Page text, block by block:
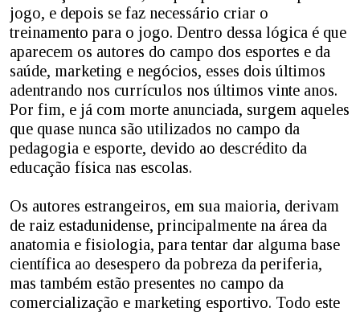
jogo, e depois se faz necessário criar o
treinamento para o jogo. Dentro dessa lógica é que
aparecem os autores do campo dos esportes e da
saúde, marketing e negócios, esses dois últimos
adentrando nos currículos nos últimos vinte anos.
Por fim, e já com morte anunciada, surgem aqueles
que quase nunca são utilizados no campo da
pedagogia e esporte, devido ao descrédito da
educação física nas escolas.
Os autores estrangeiros, em sua maioria, derivam
de raiz estadunidense, principalmente na área da
anatomia e fisiologia, para tentar dar alguma base
científica ao desespero da pobreza da periferia,
mas também estão presentes no campo da
comercialização e marketing esportivo. Todo este